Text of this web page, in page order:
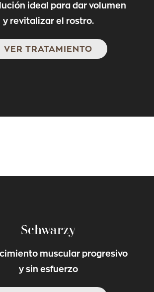
ideal para dar volumen
y revitalizar el rostro.
VER TRATAMIENTO
Schwarzy
muscular progresivo
y sin esfuerzo